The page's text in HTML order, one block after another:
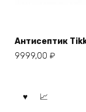
Антисептик
9999,00 ₽